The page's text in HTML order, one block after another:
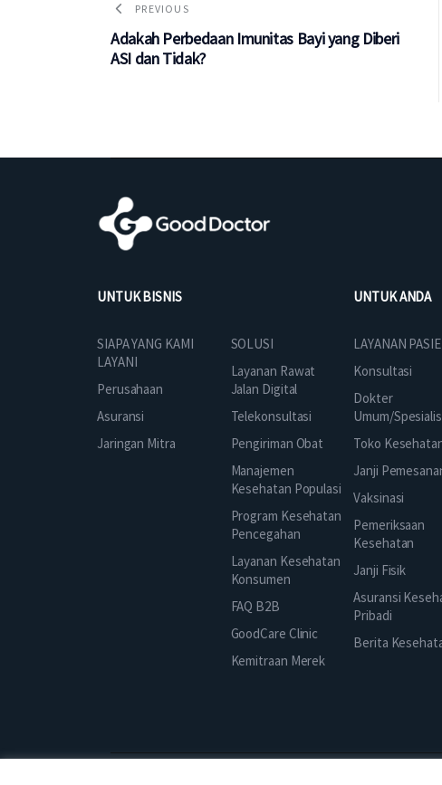
PREVIOUS
Adakah Perbedaan Imunitas Bayi yang Diberi
ASI dan Tidak?
UNTUK BISNIS
SIAPA YANG KAMI
LAYANI
Perusahaan
Asuransi
Jaringan Mitra
SOLUSI
Layanan Rawat
Jalan Digital
Telekonsultasi
Pengiriman Obat
Manajemen
Kesehatan Populasi
Program Kesehatan
Pencegahan
Layanan Kesehatan
Konsumen
FAQ B2B
GoodCare Clinic
Kemitraan Merek
UNTUK ANDA
LAYANAN
Konsultasi
Dokter
Umum/Spesialis
Toko
Janji
Vaksinasi
Pemeriksaan
Kesehatan
Janji Fisik
Asuransi
Pribadi
Berita